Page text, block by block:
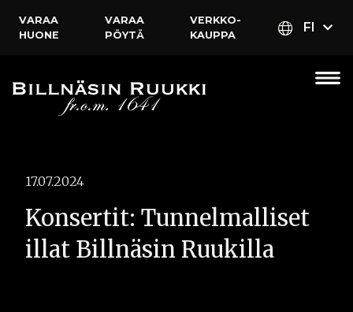
VARAA
HUONE
VARAA
PÖYTÄ
VERKKO­
KAUPPA
FI
17.07.2024
Konsertit: Tunnelmalliset
illat Billnäsin Ruukilla